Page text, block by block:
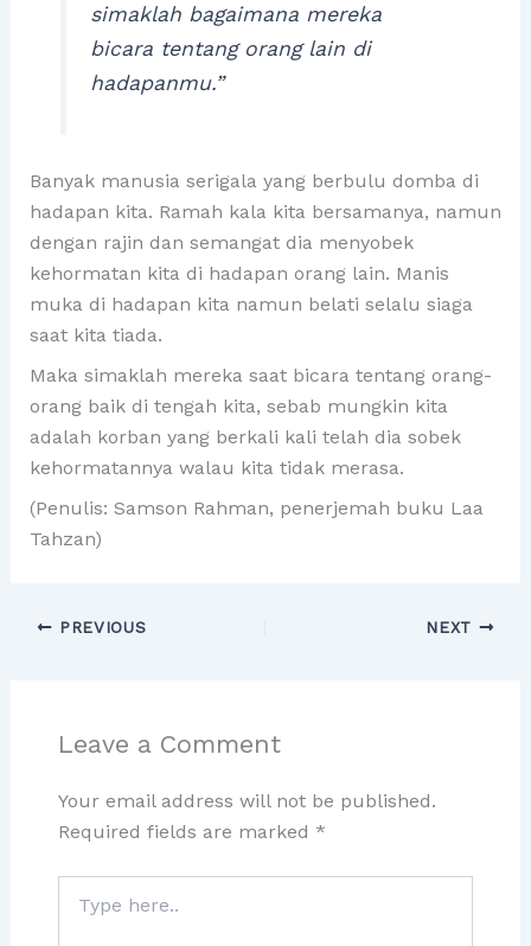
simaklah bagaimana mereka
bicara tentang orang lain di
hadapanmu.”
Banyak manusia serigala yang berbulu domba di
hadapan kita. Ramah kala kita bersamanya, namun
dengan rajin dan semangat dia menyobek
kehormatan kita di hadapan orang lain. Manis
muka di hadapan kita namun belati selalu siaga
saat kita tiada.
Maka simaklah mereka saat bicara tentang orang-
orang baik di tengah kita, sebab mungkin kita
adalah korban yang berkali kali telah dia sobek
kehormatannya walau kita tidak merasa.
(Penulis: Samson Rahman, penerjemah buku Laa
Tahzan)
PREVIOUS NEXT
Leave a Comment
Your email address will not be published.
Required fields are marked *
here..